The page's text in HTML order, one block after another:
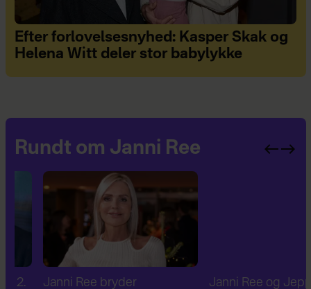
Efter forlovelsesnyhed: Kasper Skak og
Helena Witt deler stor babylykke
Rundt om Janni Ree
Janni Ree bryder
Janni Ree og Jeppe